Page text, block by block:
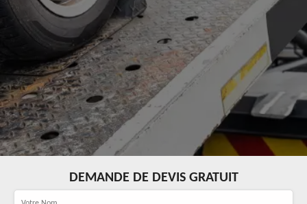
DEMANDE DE DEVIS GRATUIT